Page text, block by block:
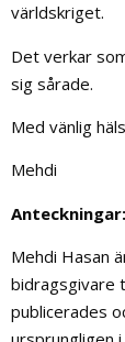
världskriget.
Det verkar
sig sårade.
Med vänlig
Mehdi
Anteckningar:
Mehdi Hasan
bidragsgivare
publicerades